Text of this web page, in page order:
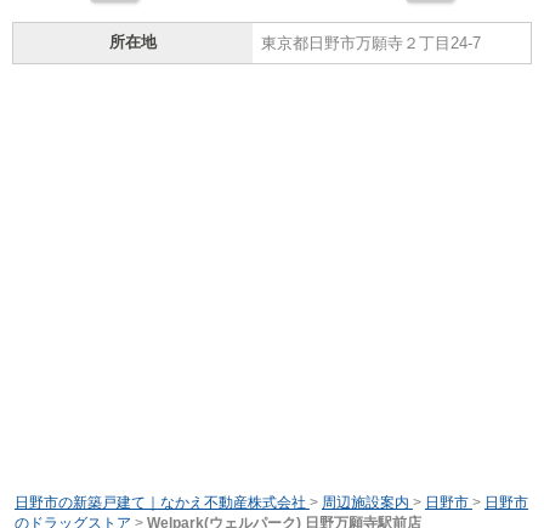
所在地 東京都日野市万願寺２丁目24-7
日野市の新築戸建て｜なかえ不動産株式会社 > 周辺施設案内 > 日野市 > 日野市
のドラッグストア > Welpark(ウェルパーク) 日野万願寺駅前店